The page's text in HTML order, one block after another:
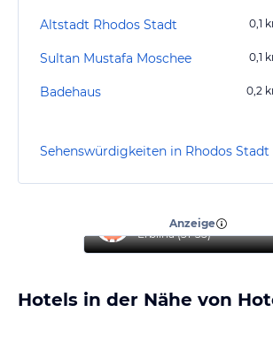
Altstadt Rhodos Stadt 0,1
Sultan Mustafa Moschee 0,1
Badehaus 0,2
Sehenswürdigkeiten in Rhodos Stadt
Anzeige
Erblina (31-35)
Hotels in der Nähe von